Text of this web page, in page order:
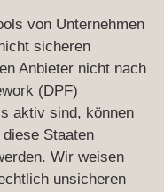
von Unternehmen
sicheren
Anbieter nicht nach
(DPF)
aktiv sind, können
diese Staaten
Wir weisen
unsicheren